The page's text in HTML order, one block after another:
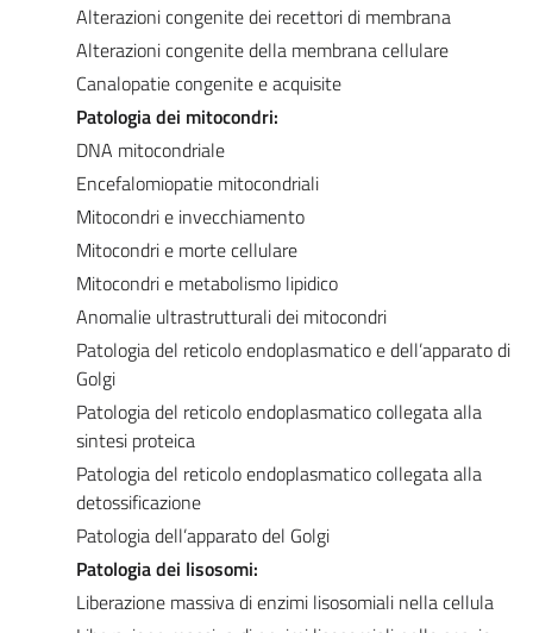
Alterazioni congenite dei recettori di membrana
Alterazioni congenite della membrana cellulare
Canalopatie congenite e acquisite
Patologia dei mitocondri:
DNA mitocondriale
Encefalomiopatie mitocondriali
Mitocondri e invecchiamento
Mitocondri e morte cellulare
Mitocondri e metabolismo lipidico
Anomalie ultrastrutturali dei mitocondri
Patologia del reticolo endoplasmatico e dell’apparato di
Golgi
Patologia del reticolo endoplasmatico collegata alla
sintesi proteica
Patologia del reticolo endoplasmatico collegata alla
detossificazione
Patologia dell’apparato del Golgi
Patologia dei lisosomi:
Liberazione massiva di enzimi lisosomiali nella cellula